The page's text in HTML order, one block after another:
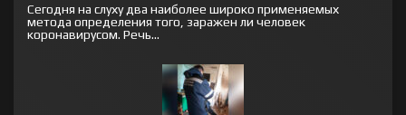
Сегодня на слуху два наиболее широко применяемых
метода определения того, заражен ли человек
коронавирусом. Речь...